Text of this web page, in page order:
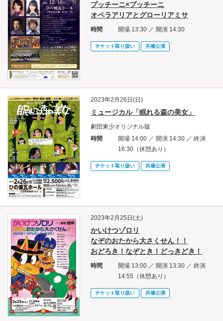
プッチーニ×プッチーニ
オペラアリアとグローリアミサ
時間 開場 13:30 ／ 開演 14:30
チケット取り扱い 共催公演
2023年2月26日(日)
ミュージカル「眠れる森の美女」
劇団東少オリジナル版
時間
開場 14:00 ／ 開演 14:30 ／ 終演
16:30（休憩あり）
チケット取り扱い 共催公演
2023年2月25日(土)
かいけつゾロリ
なぞのおたから大さくせん！！
おどろき！なぞとき！どっきどき！
時間
開場 13:00 ／ 開演 13:30 ／ 終演
14:55（休憩あり）
チケット取り扱い 共催公演